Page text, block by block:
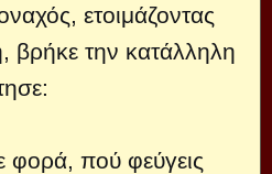
ετοιμάζοντας
βρήκε την κατάλληλη
φορά, πού φεύγεις